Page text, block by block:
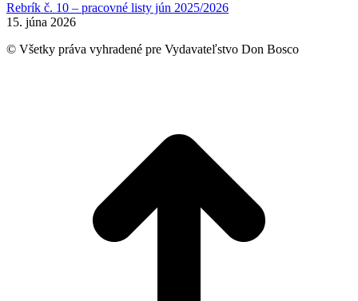
Rebrík č. 10 – pracovné listy jún 2025/2026
15. júna 2026
© Všetky práva vyhradené pre Vydavateľstvo Don Bosco